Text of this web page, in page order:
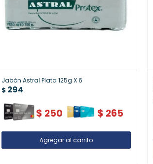
Jabón Astral Plata 125g X 6
$ 294
$ 250 $ 265